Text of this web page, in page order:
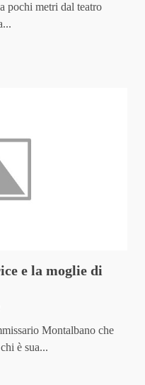
pochi metri dal teatro
e la moglie di
Montalbano che
è sua...